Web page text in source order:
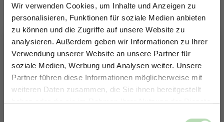
Wir verwenden Cookies, um Inhalte und Anzeigen zu
personalisieren, Funktionen für soziale Medien anbieten
zu können und die Zugriffe auf unsere Website zu
analysieren. Außerdem geben wir Informationen zu Ihrer
Verwendung unserer Website an unsere Partner für
soziale Medien, Werbung und Analysen weiter. Unsere
Partner führen diese Informationen möglicherweise mit
weiteren Daten zusammen, die Sie ihnen bereitgestellt
haben oder die sie im Rahmen Ihrer Nutzung der Dienste
ERHALTE 5% RABATT AUF
DEINE RÜCKWÄNDE